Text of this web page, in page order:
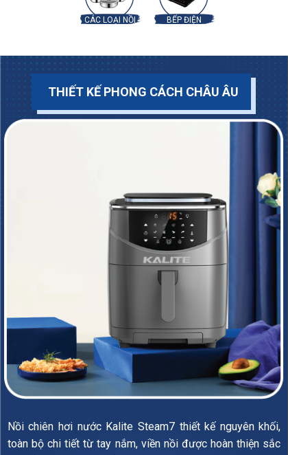
BẾP ĐIỆN
CÁC LOẠI NỒI
THIẾT KẾ PHONG CÁCH CHÂU ÂU
Nồi chiên hơi nước Kalite Steam7 thiết kế nguyên khối,
toàn bộ chi tiết từ tay nắm, viền nồi được hoàn thiện sắc